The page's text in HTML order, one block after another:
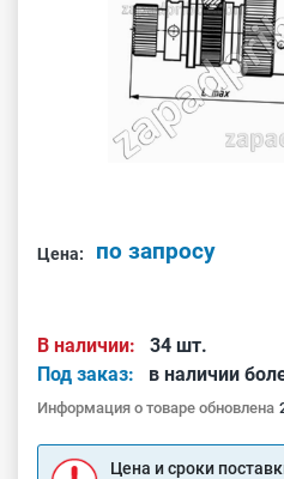
Цена: по запросу
В наличии:
34 шт.
Под заказ:
в наличии
Информация о товаре обновлена
Цена и сроки